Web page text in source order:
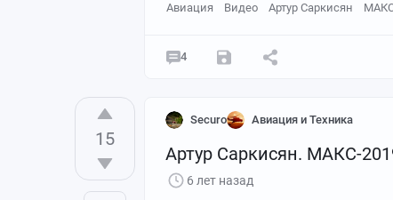
Авиация Видео Артур Саркисян
4
15
Securo Авиация и Техника
Артур Саркисян. МАКС-
6 лет назад